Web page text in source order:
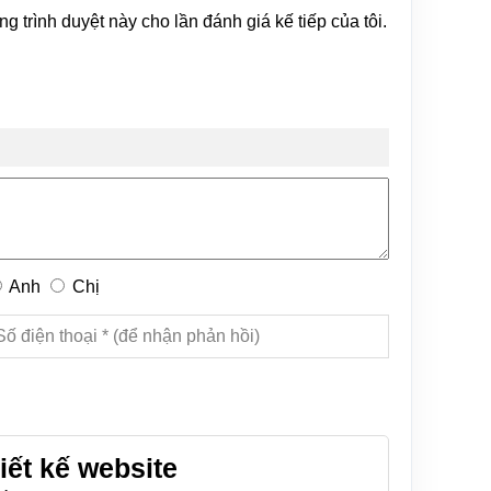
trình duyệt này cho lần đánh giá kế tiếp của tôi.
Anh Chị
kế website